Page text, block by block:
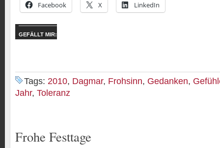
Facebook X LinkedIn
GEFÄLLT MIR:
Tags: 2010, Dagmar, Frohsinn, Gedanken,
Jahr, Toleranz
Frohe Festtage